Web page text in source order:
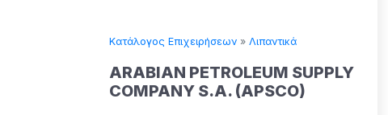
Κατάλογος Επιχειρήσεων»Λιπαντικά
ARABIAN PETROLEUM SUPPLY
COMPANY S.A. (APSCO)